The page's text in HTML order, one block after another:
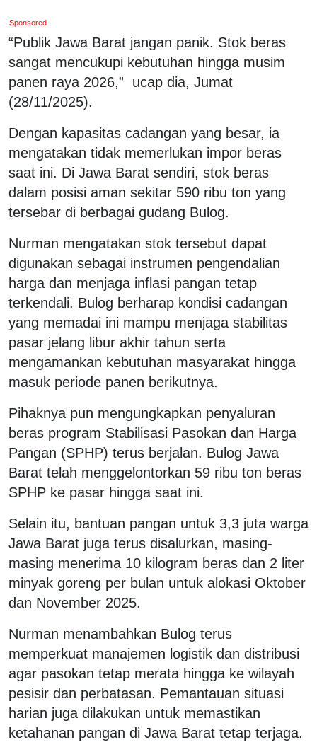
Sponsored
“Publik Jawa Barat jangan panik. Stok beras
sangat mencukupi kebutuhan hingga musim
panen raya 2026,” ucap dia, Jumat
(28/11/2025).
Dengan kapasitas cadangan yang besar, ia
mengatakan tidak memerlukan impor beras
saat ini. Di Jawa Barat sendiri, stok beras
dalam posisi aman sekitar 590 ribu ton yang
tersebar di berbagai gudang Bulog.
Nurman mengatakan stok tersebut dapat
digunakan sebagai instrumen pengendalian
harga dan menjaga inflasi pangan tetap
terkendali. Bulog berharap kondisi cadangan
yang memadai ini mampu menjaga stabilitas
pasar jelang libur akhir tahun serta
mengamankan kebutuhan masyarakat hingga
masuk periode panen berikutnya.
Pihaknya pun mengungkapkan penyaluran
beras program Stabilisasi Pasokan dan Harga
Pangan (SPHP) terus berjalan. Bulog Jawa
Barat telah menggelontorkan 59 ribu ton beras
SPHP ke pasar hingga saat ini.
Selain itu, bantuan pangan untuk 3,3 juta warga
Jawa Barat juga terus disalurkan, masing-
masing menerima 10 kilogram beras dan 2 liter
minyak goreng per bulan untuk alokasi Oktober
dan November 2025.
Nurman menambahkan Bulog terus
memperkuat manajemen logistik dan distribusi
agar pasokan tetap merata hingga ke wilayah
pesisir dan perbatasan. Pemantauan situasi
harian juga dilakukan untuk memastikan
ketahanan pangan di Jawa Barat tetap terjaga.